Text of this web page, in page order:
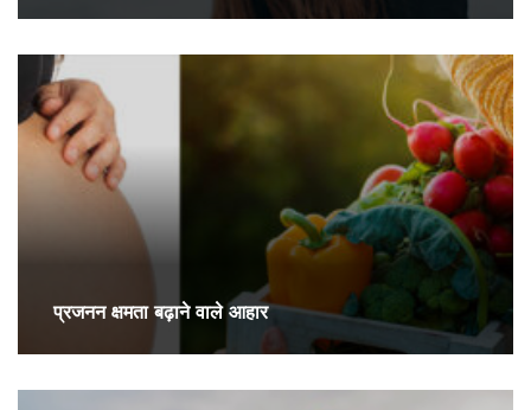
प्रजनन क्षमता बढ़ाने वाले आहार